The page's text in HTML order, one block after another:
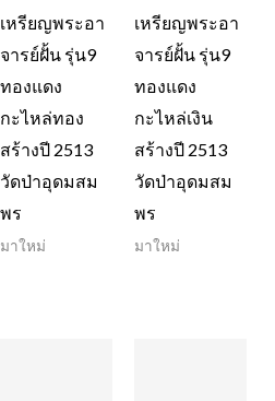
เหรียญพระอา
จารย์ฝั้น รุ่น9
ทองแดง
กะไหล่ทอง
สร้างปี 2513
วัดป่าอุดมสม
พร
มาใหม่
เหรียญพระอา
จารย์ฝั้น รุ่น9
ทองแดง
กะไหล่เงิน
สร้างปี 2513
วัดป่าอุดมสม
พร
มาใหม่